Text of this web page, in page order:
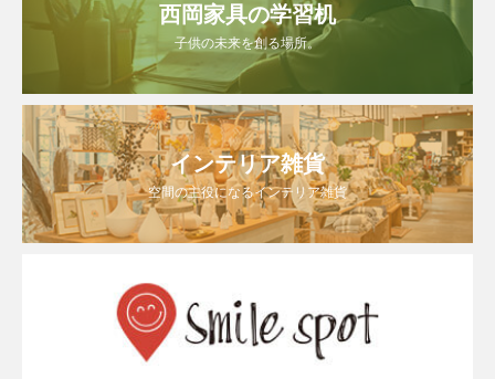
西岡家具の学習机
子供の未来を創る場所。
インテリア雑貨
空間の主役になるインテリア雑貨